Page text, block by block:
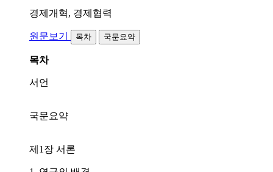
경제개혁, 경제협력
원문보기 목차 국문요약
목차
서언
국문요약
제1장 서론